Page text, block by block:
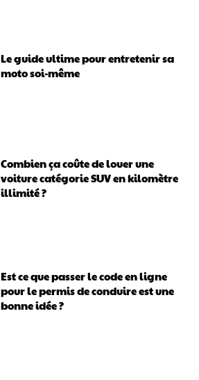
Le guide ultime pour entretenir sa
moto soi-même
Combien ça coûte de louer une
voiture catégorie SUV en kilomètre
illimité ?
Est ce que passer le code en ligne
pour le permis de conduire est une
bonne idée ?